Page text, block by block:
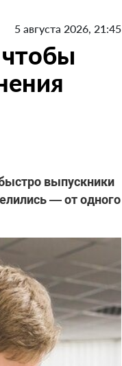
5 августа 2026, 21:45
выпускники
— от одного